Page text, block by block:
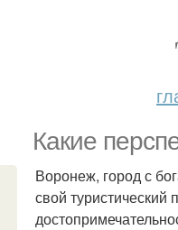
Какие
Воронеж, город с
свой